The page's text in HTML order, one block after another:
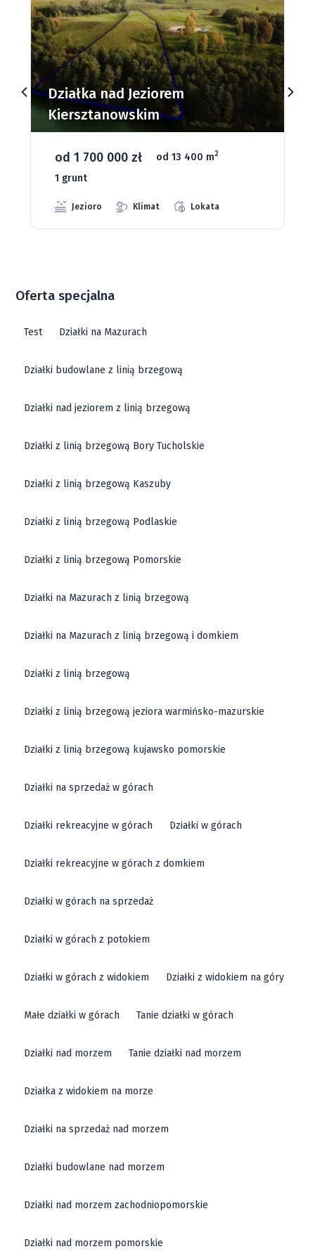
Działki budowlane nad Jeziorem
Dąbrowa Mała
od 93 280 zł od 1075 m2
Oferta specjalna
Test Działki na Mazurach
Działki budowlane z linią brzegową
Działki nad jeziorem z linią brzegową
Działki z linią brzegową Bory Tucholskie
Działki z linią brzegową Kaszuby
Działki z linią brzegową Podlaskie
Działki z linią brzegową Pomorskie
Działki na Mazurach z linią brzegową
Działki na Mazurach z linią brzegową i domkiem
Działki z linią brzegową
Działki z linią brzegową jeziora warmińsko-mazurskie
Działki z linią brzegową kujawsko pomorskie
Działki na sprzedaż w górach
Działki rekreacyjne w górach Działki w górach
Działki rekreacyjne w górach z domkiem
Działki w górach na sprzedaż
Działki w górach z potokiem
Działki w górach z widokiem Działki z widokiem na góry
Małe działki w górach Tanie działki w górach
Działki nad morzem Tanie działki nad morzem
Działka z widokiem na morze
Działki na sprzedaż nad morzem
Działki budowlane nad morzem
Działki nad morzem zachodniopomorskie
Działki nad morzem pomorskie